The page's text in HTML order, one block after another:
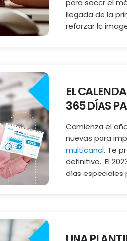
para sacar el
llegada de la
reforzar la
EL
365 DÍAS
Comienza el
nuevas para
multicanal. Te
definitivo. El
días especiales